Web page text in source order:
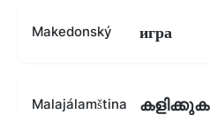
Makedonský игра
Malajálamština കളിക്കുക